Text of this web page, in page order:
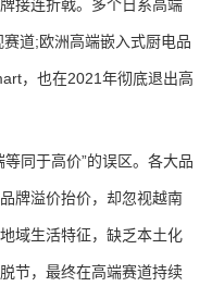
连折戟。多个日系高端
道;欧洲高端嵌入式厨电品
，也在2021年彻底退出高
同于高价”的误区。各大品
牌溢价抬价，却忽视越南
域生活特征，缺乏本土化
节，最终在高端赛道持续